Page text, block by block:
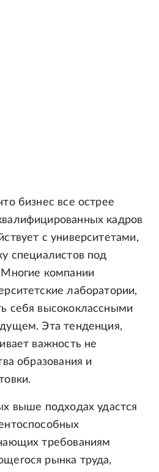
бизнес все острее
кадров
с университетами,
специалистов под
компании
лаборатории,
себя высококлассными
Эта тенденция,
важность не
образования и
выше подходах удастся
требованиям
рынка труда,